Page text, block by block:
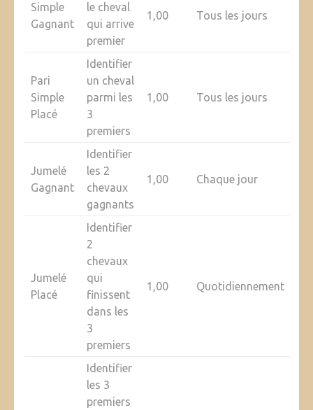
Simple
Gagnant
le cheval
qui arrive
premier
1,00 Tous les jours
Pari
Simple
Placé
Identifier
un cheval
parmi les
3
premiers
1,00 Tous les jours
Jumelé
Gagnant
Identifier
les 2
chevaux
gagnants
1,00 Chaque jour
Jumelé
Placé
Identifier
2
chevaux
qui
finissent
dans les
3
premiers
1,00 Quotidiennement
Identifier
les 3
premiers